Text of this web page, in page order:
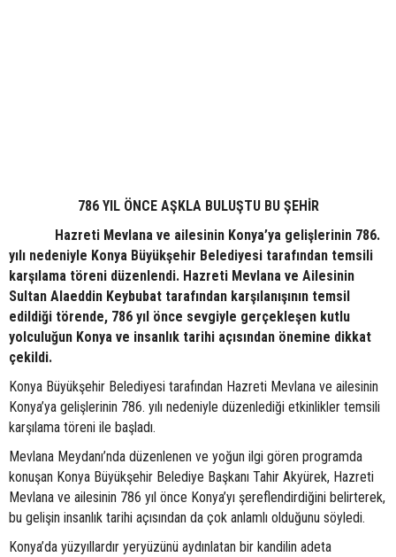
786 YIL ÖNCE AŞKLA BULUŞTU BU ŞEHİR
Hazreti Mevlana ve ailesinin Konya’ya gelişlerinin 786.
yılı nedeniyle Konya Büyükşehir Belediyesi tarafından temsili
karşılama töreni düzenlendi. Hazreti Mevlana ve Ailesinin
Sultan Alaeddin Keybubat tarafından karşılanışının temsil
edildiği törende, 786 yıl önce sevgiyle gerçekleşen kutlu
yolculuğun Konya ve insanlık tarihi açısından önemine dikkat
çekildi.
Konya Büyükşehir Belediyesi tarafından Hazreti Mevlana ve ailesinin
Konya’ya gelişlerinin 786. yılı nedeniyle düzenlediği etkinlikler temsili
karşılama töreni ile başladı.
Mevlana Meydanı’nda düzenlenen ve yoğun ilgi gören programda
konuşan Konya Büyükşehir Belediye Başkanı Tahir Akyürek, Hazreti
Mevlana ve ailesinin 786 yıl önce Konya’yı şereflendirdiğini belirterek,
bu gelişin insanlık tarihi açısından da çok anlamlı olduğunu söyledi.
Konya’da yüzyıllardır yeryüzünü aydınlatan bir kandilin adeta